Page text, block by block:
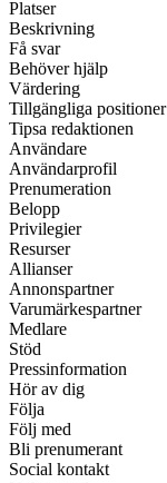
Platser
Beskrivning
Få svar
Behöver hjälp
Värdering
Tillgängliga positioner
Tipsa redaktionen
Användare
Användarprofil
Prenumeration
Belopp
Privilegier
Resurser
Allianser
Annonspartner
Varumärkespartner
Medlare
Stöd
Pressinformation
Hör av dig
Följa
Följ med
Bli prenumerant
Social kontakt